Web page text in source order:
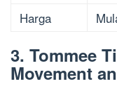
Harga
3. Tommee
Movement